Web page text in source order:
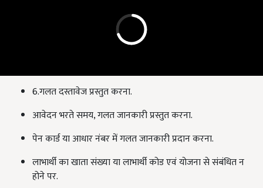
6.गलत दस्तावेज प्रस्तुत करना.
आवेदन भरते समय, गलत जानकारी प्रस्तुत करना.
पेन कार्ड या आधार नंबर में गलत जानकारी प्रदान करना.
लाभार्थी का खाता संख्या या लाभार्थी कोड एवं योजना से संबंधित न
होने पर.